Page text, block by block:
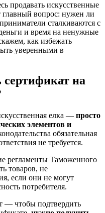
продавать искусственные
вопрос: нужен ли
сталкиваются с
и время на ненужные
как избежать
уверенными в
на
елка — просто
элементов и
обязательная
не требуется.
регламенты Таможенного
товаров, не
если они не могут
потребителя.
— чтобы подтвердить